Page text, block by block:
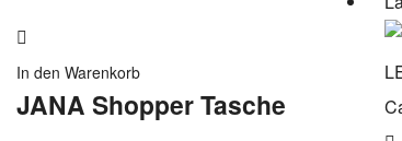
Wunschliste
hinzufügen
In den Warenkorb
JANA Shopper Tasche